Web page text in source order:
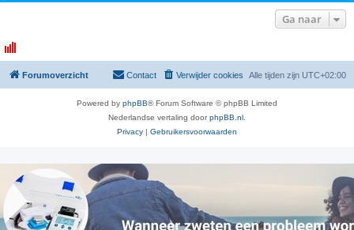
Ga naar
Forumoverzicht Alle tijden zijn UTC+02:00
Verwijder cookies
Contact
Powered by phpBB® Forum Software © phpBB Limited
Nederlandse vertaling doorphpBB.nl
Privacy | Gebruikersvoorwaarden